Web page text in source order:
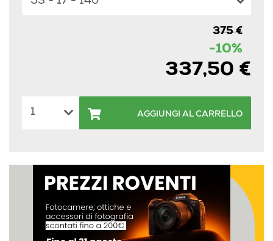
375 €
-10%
337,50 €
AGGIUNGI AL CARRELLO